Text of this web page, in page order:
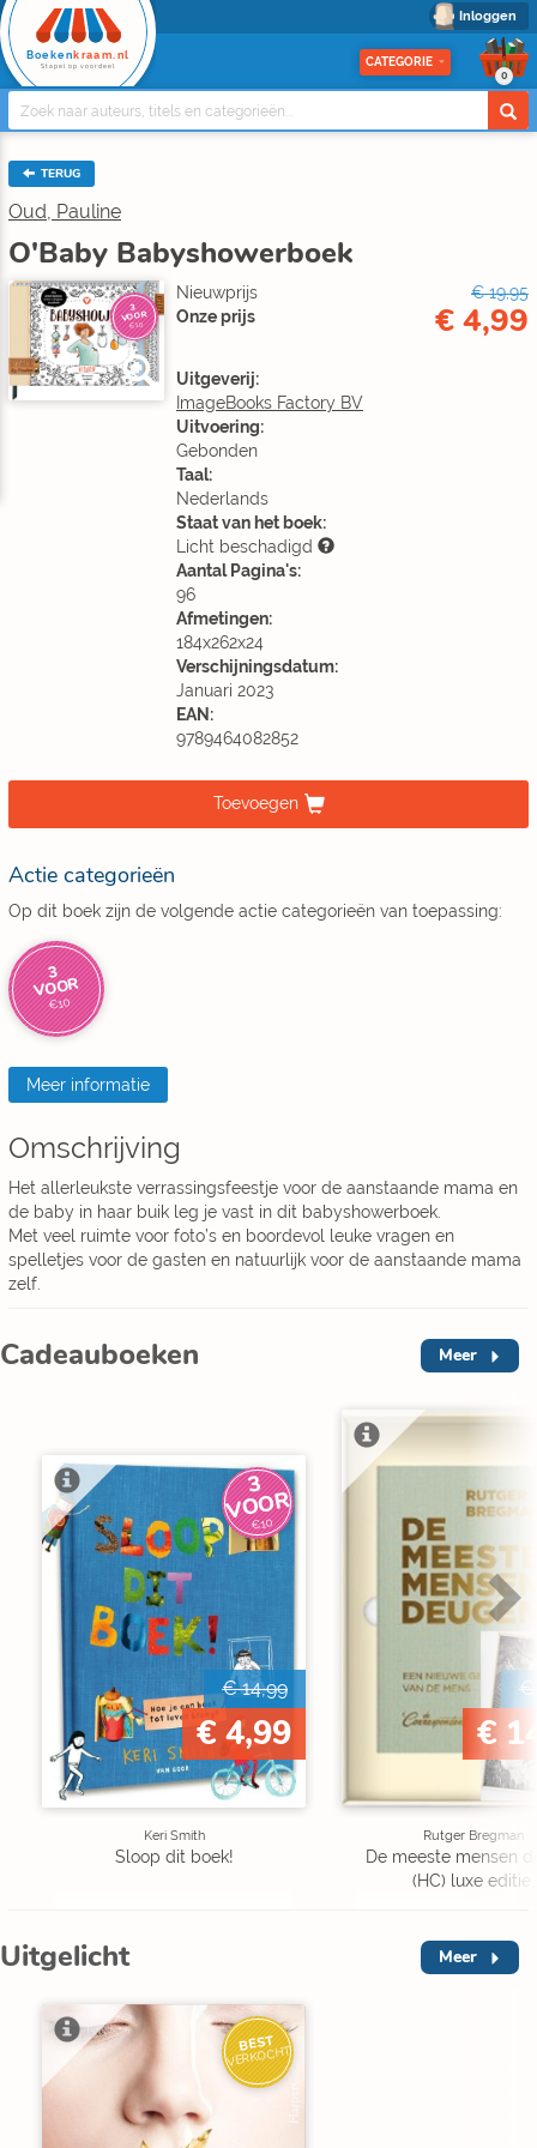
Inloggen
Boeken kraam.nl
Stapel op voordeel CATEGORIE
0
TERUG
Oud, Pauline
O'Baby Babyshowerboek
3
VOOR
€10
Nieuwprijs
€ 19,95
Onze prijs
€ 4,99
Uitgeverij:
ImageBooks Factory BV
Uitvoering:
Gebonden
Taal:
Nederlands
Staat van het boek:
Licht beschadigd
Aantal Pagina's:
96
Afmetingen:
184x262x24
Verschijningsdatum:
Januari 2023
EAN:
9789464082852
Toevoegen
Actie categorieën
Op dit boek zijn de volgende actie categorieën van toepassing:
3
VOOR
€10
Meer informatie
Omschrijving
Het allerleukste verrassingsfeestje voor de aanstaande mama en
de baby in haar buik leg je vast in dit babyshowerboek.
Met veel ruimte voor foto’s en boordevol leuke vragen en
spelletjes voor de gasten en natuurlijk voor de aanstaande mama
zelf.
Cadeauboeken Meer
3
V
O
O
R
€10
€ 14,99
€ 4,99
Keri Smith
Sloop dit boek!
€
€
Rutger Bregman
De meeste mensen
(HC) luxe editie.
Uitgelicht Meer
BEST
VERKOCHT